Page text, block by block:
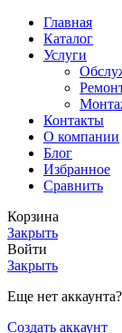
Главная
Каталог
Услуги
Контакты
О компании
Блог
Избранное
Сравнить
Корзина
Закрыть
Войти
Закрыть
Еще нет аккаунта?
Создать аккаунт